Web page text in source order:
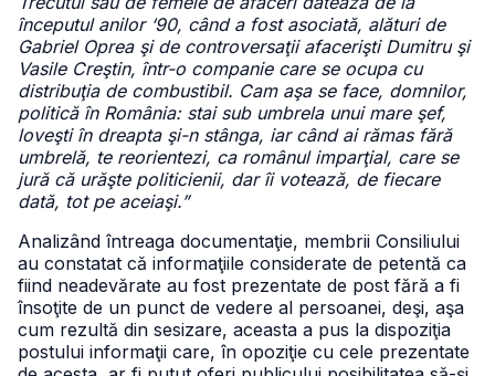
începutul anilor ‘90, când a fost asociată, alături de
Gabriel Oprea şi de controversaţii afacerişti Dumitru şi
Vasile Creştin, într-o companie care se ocupa cu
distribuţia de combustibil. Cam aşa se face, domnilor,
politică în România: stai sub umbrela unui mare şef,
loveşti în dreapta şi-n stânga, iar când ai rămas fără
umbrelă, te reorientezi, ca românul imparţial, care se
jură că urăşte politicienii, dar îi votează, de fiecare
dată, tot pe aceiaşi.”
Analizând întreaga documentaţie, membrii Consiliului
au constatat că informaţiile considerate de petentă ca
fiind neadevărate au fost prezentate de post fără a fi
însoţite de un punct de vedere al persoanei, deşi, aşa
cum rezultă din sesizare, aceasta a pus la dispoziţia
postului informaţii care, în opoziţie cu cele prezentate